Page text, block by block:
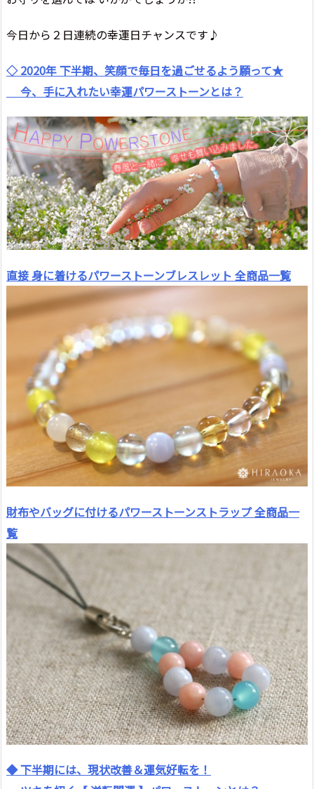
今日から２日連続の幸運日チャンスです♪
◇ 2020年 下半期、笑顔で毎日を過ごせるよう願って★
今、手に入れたい幸運パワーストーンとは？
直接 身に着けるパワーストーンブレスレット 全商品一覧
財布やバッグに付けるパワーストーンストラップ 全商品一
覧
◆ 下半期には、現状改善＆運気好転を！